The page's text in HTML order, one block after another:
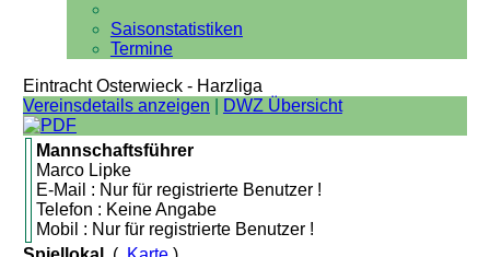
Saisonstatistiken
Termine
Eintracht Osterwieck - Harzliga
Vereinsdetails anzeigen
DWZ Übersicht
Mannschaftsführer
Marco Lipke
E-Mail : Nur für registrierte Benutzer !
Telefon : Keine Angabe
Mobil : Nur für registrierte Benutzer !